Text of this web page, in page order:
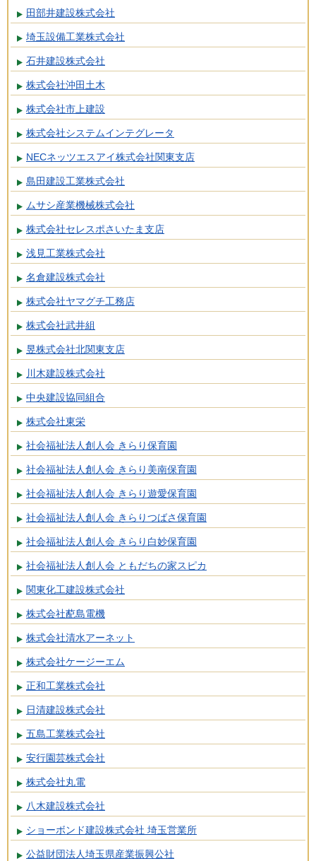
田部井建設株式会社
埼玉設備工業株式会社
石井建設株式会社
株式会社沖田土木
株式会社市上建設
株式会社システムインテグレータ
NECネッツエスアイ株式会社関東支店
島田建設工業株式会社
ムサシ産業機械株式会社
株式会社セレスポさいたま支店
浅見工業株式会社
名倉建設株式会社
株式会社ヤマグチ工務店
株式会社武井組
昱株式会社北関東支店
川木建設株式会社
中央建設協同組合
株式会社東栄
社会福祉法人創人会 きらり保育園
社会福祉法人創人会 きらり美南保育園
社会福祉法人創人会 きらり遊愛保育園
社会福祉法人創人会 きらりつばさ保育園
社会福祉法人創人会 きらり白妙保育園
社会福祉法人創人会 ともだちの家スピカ
関東化工建設株式会社
株式会社蓜島電機
株式会社清水アーネット
株式会社ケージーエム
正和工業株式会社
日清建設株式会社
五島工業株式会社
安行園芸株式会社
株式会社丸電
八木建設株式会社
ショーボンド建設株式会社 埼玉営業所
公益財団法人埼玉県産業振興公社